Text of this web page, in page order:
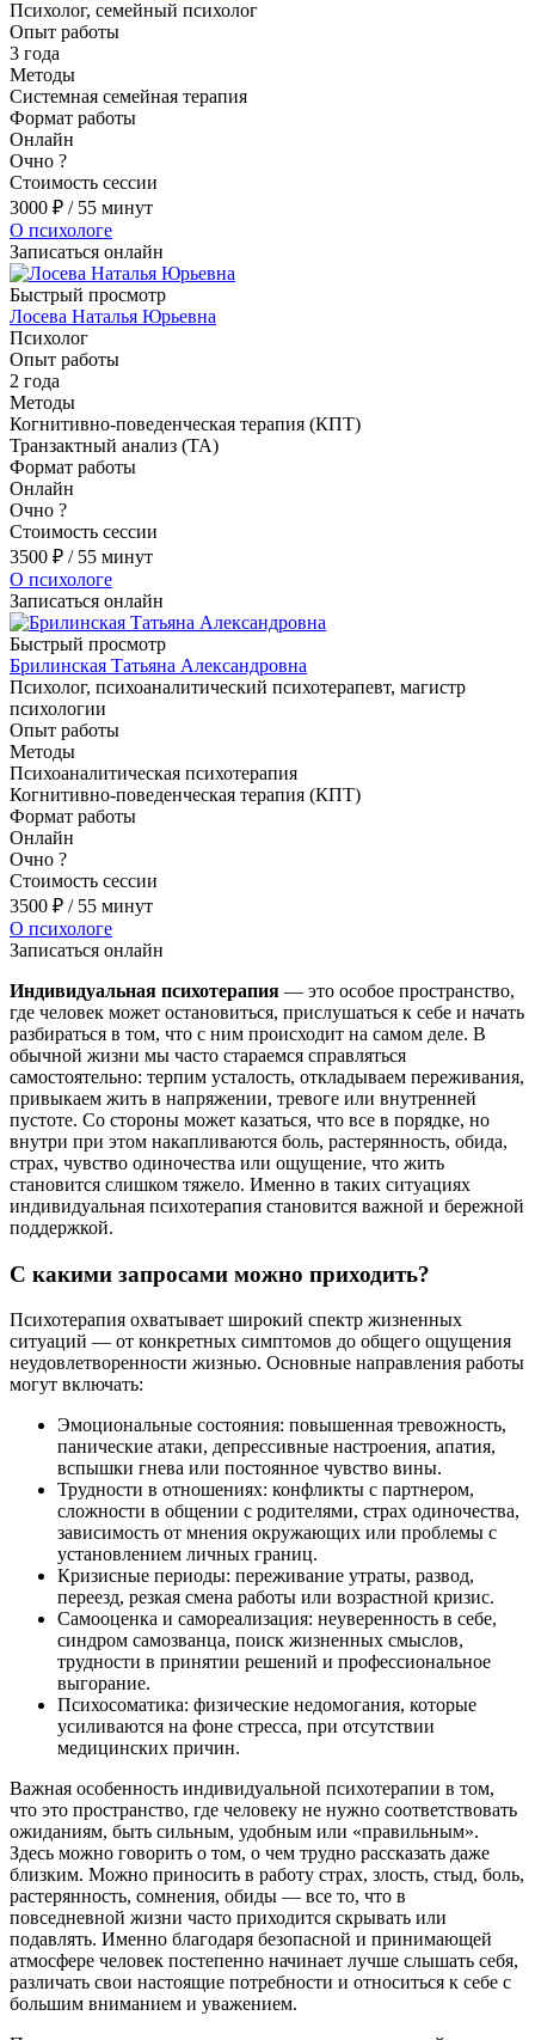
Психолог, семейный психолог
Опыт работы
3 года
Методы
Системная семейная терапия
Формат работы
Онлайн
Очно ?
Стоимость сессии
3000 ₽ / 55 минут
О психологе
Записаться онлайн
Быстрый просмотр
Лосева Наталья Юрьевна
Психолог
Опыт работы
2 года
Методы
Когнитивно-поведенческая терапия (КПТ)
Транзактный анализ (ТА)
Формат работы
Онлайн
Очно ?
Стоимость сессии
3500 ₽ / 55 минут
О психологе
Записаться онлайн
Быстрый просмотр
Брилинская Татьяна Александровна
Психолог, психоаналитический психотерапевт, магистр
психологии
Опыт работы
Методы
Психоаналитическая психотерапия
Когнитивно-поведенческая терапия (КПТ)
Формат работы
Онлайн
Очно ?
Стоимость сессии
3500 ₽ / 55 минут
О психологе
Записаться онлайн
Индивидуальная психотерапия — это особое пространство,
где человек может остановиться, прислушаться к себе и начать
разбираться в том, что с ним происходит на самом деле. В
обычной жизни мы часто стараемся справляться
самостоятельно: терпим усталость, откладываем переживания,
привыкаем жить в напряжении, тревоге или внутренней
пустоте. Со стороны может казаться, что все в порядке, но
внутри при этом накапливаются боль, растерянность, обида,
страх, чувство одиночества или ощущение, что жить
становится слишком тяжело. Именно в таких ситуациях
индивидуальная психотерапия становится важной и бережной
поддержкой.
С какими запросами можно приходить?
Психотерапия охватывает широкий спектр жизненных
ситуаций — от конкретных симптомов до общего ощущения
неудовлетворенности жизнью. Основные направления работы
могут включать:
Эмоциональные состояния: повышенная тревожность,
панические атаки, депрессивные настроения, апатия,
вспышки гнева или постоянное чувство вины.
Трудности в отношениях: конфликты с партнером,
сложности в общении с родителями, страх одиночества,
зависимость от мнения окружающих или проблемы с
установлением личных границ.
Кризисные периоды: переживание утраты, развод,
переезд, резкая смена работы или возрастной кризис.
Самооценка и самореализация: неуверенность в себе,
синдром самозванца, поиск жизненных смыслов,
трудности в принятии решений и профессиональное
выгорание.
Психосоматика: физические недомогания, которые
усиливаются на фоне стресса, при отсутствии
медицинских причин.
Важная особенность индивидуальной психотерапии в том,
что это пространство, где человеку не нужно соответствовать
ожиданиям, быть сильным, удобным или «правильным».
Здесь можно говорить о том, о чем трудно рассказать даже
близким. Можно приносить в работу страх, злость, стыд, боль,
растерянность, сомнения, обиды — все то, что в
повседневной жизни часто приходится скрывать или
подавлять. Именно благодаря безопасной и принимающей
атмосфере человек постепенно начинает лучше слышать себя,
различать свои настоящие потребности и относиться к себе с
большим вниманием и уважением.